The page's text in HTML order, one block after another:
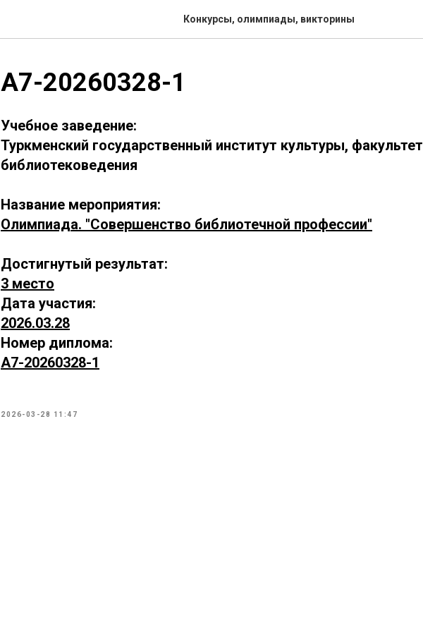
Конкурсы, олимпиады, викторины
А7-20260328-1
Учебное заведение:
Туркменский государственный институт культуры, факультет
библиотековедения
Название мероприятия:
Олимпиада. "Совершенство библиотечной профессии"
Достигнутый результат:
3 место
Дата участия:
2026.03.28
Номер диплома:
А7-20260328-1
2026-03-28 11:47